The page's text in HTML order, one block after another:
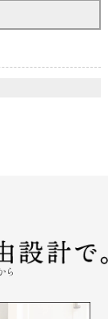
ら